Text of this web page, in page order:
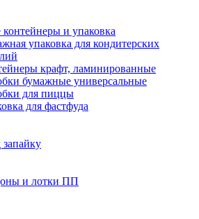
и упаковка
упаковка для кондитерских
крафт, ламинированные
бумажные универсальные
для пиццы
для фастфуда
и лотки ПП